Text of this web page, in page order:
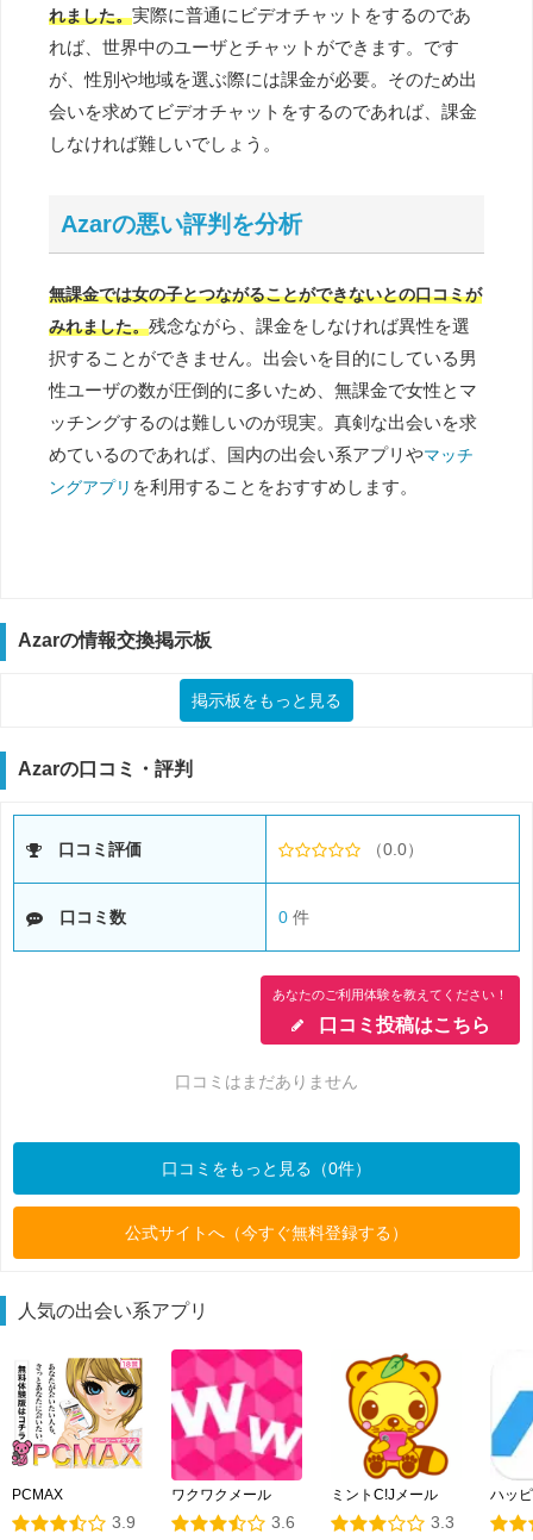
れました。実際に普通にビデオチャットをするのであ
れば、世界中のユーザとチャットができます。です
が、性別や地域を選ぶ際には課金が必要。そのため出
会いを求めてビデオチャットをするのであれば、課金
しなければ難しいでしょう。
Azarの悪い評判を分析
無課金では女の子とつながることができないとの口コミが
みれました。残念ながら、課金をしなければ異性を選
択することができません。出会いを目的にしている男
性ユーザの数が圧倒的に多いため、無課金で女性とマ
ッチングするのは難しいのが現実。真剣な出会いを求
めているのであれば、国内の出会い系アプリやマッチ
ングアプリ を利用することをおすすめします。
Azarの情報交換掲示板
掲示板をもっと見る
Azarの口コミ・評判
口コミ評価 （0.0）
口コミ数 0 件
あなたのご利用体験を教えてください！
口コミ投稿はこちら
口コミはまだありません
口コミをもっと見る（0件）
公式サイトへ（今すぐ無料登録する）
人気の出会い系アプリ
PCMAX
3.9
ワクワクメール
3.6
ミントC!Jメール
3.3
ハッ